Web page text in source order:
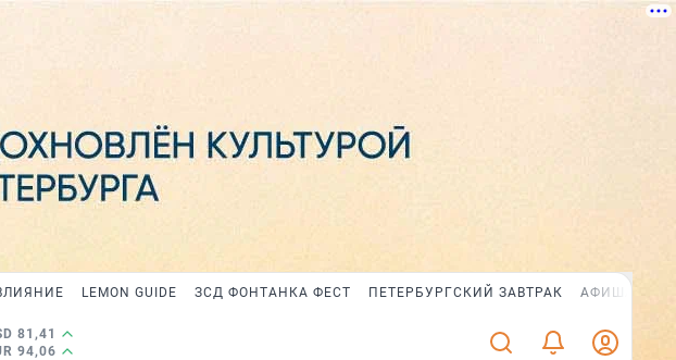
LEMON GUIDE ЗСД ФОНТАНКА ФЕСТ ПЕТЕРБУРГСКИЙ ЗАВТРАК АФИША PLUS
81,41
94,06